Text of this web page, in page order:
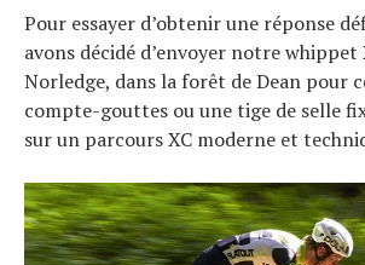
Pour essayer d’obtenir une réponse
avons décidé d’envoyer notre whippet
Norledge, dans la forêt de Dean pour
compte-gouttes ou une tige de selle
sur un parcours XC moderne et
Tests de produits
Tous nos articles
À propos